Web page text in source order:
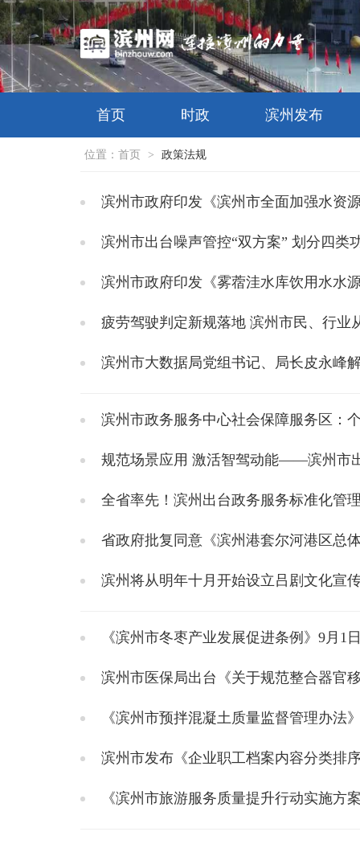
首页 时政 滨州发布
位置： 首页 > 政策法规
滨州市政府印发《滨州市全面加强水资
滨州市出台噪声管控“双方案” 划分四类
滨州市政府印发《雾蓿洼水库饮用水水
疲劳驾驶判定新规落地 滨州市民、行业
滨州市大数据局党组书记、局长皮永峰
滨州市政务服务中心社会保障服务区：
规范场景应用 激活智驾动能——滨州市
全省率先！滨州出台政务服务标准化管
省政府批复同意《滨州港套尔河港区总
滨州将从明年十月开始设立吕剧文化宣
《滨州市冬枣产业发展促进条例》9月1
滨州市医保局出台《关于规范整合器官
《滨州市预拌混凝土质量监督管理办法
滨州市发布《企业职工档案内容分类排
《滨州市旅游服务质量提升行动实施方